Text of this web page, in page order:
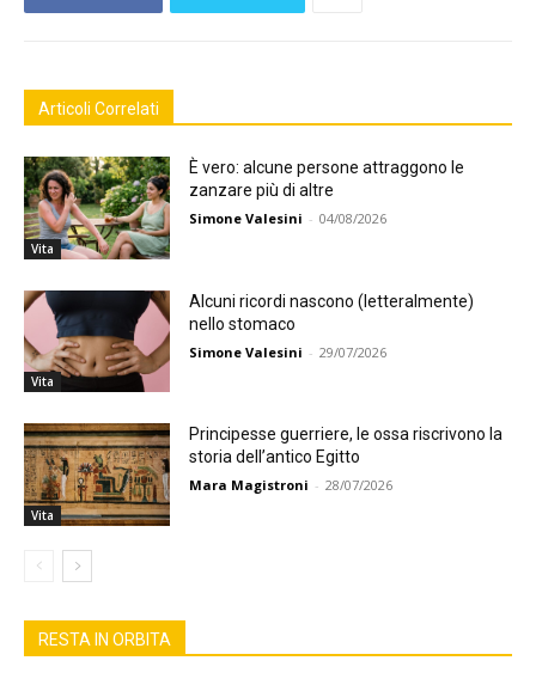
Articoli Correlati
Vita
È vero: alcune persone attraggono le
zanzare più di altre
Simone Valesini - 04/08/2026
Vita
Alcuni ricordi nascono (letteralmente)
nello stomaco
Simone Valesini - 29/07/2026
Vita
Principesse guerriere, le ossa riscrivono la
storia dell’antico Egitto
Mara Magistroni - 28/07/2026
RESTA IN ORBITA